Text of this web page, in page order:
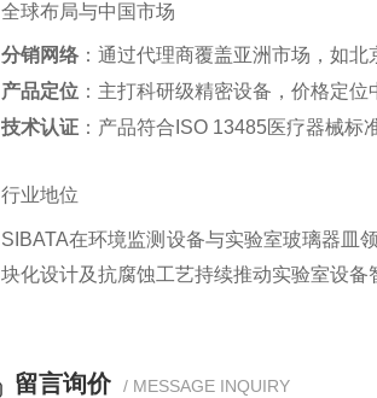
全球布局与中国市场
分销网络 ：通过代理商覆盖亚洲市场，如
产品定位 ：主打科研级精密设备，价格定
技术认证 ：产品符合ISO 13485医疗器械标
行业地位
SIBATA在环境监测设备与实验室玻璃器皿
块化设计及抗腐蚀工艺持续推动实验室设备
留言询价 / MESSAGE INQUIRY